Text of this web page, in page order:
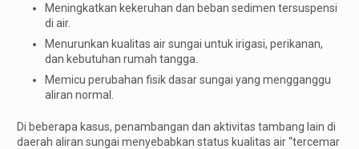
Meningkatkan kekeruhan dan beban sedimen tersuspensi
di air.
Menurunkan kualitas air sungai untuk irigasi, perikanan,
dan kebutuhan rumah tangga.
Memicu perubahan fisik dasar sungai yang mengganggu
aliran normal.
Di beberapa kasus, penambangan dan aktivitas tambang lain di
daerah aliran sungai menyebabkan status kualitas air “tercemar